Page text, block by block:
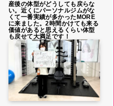
産後の体型がどうしても戻らな
い。近くにパーソナルジムがな
くて一番実績が多かったMORE
に来ました。2時間かけても来る
価値があると思えるくらい体型
も戻せて大満足です！